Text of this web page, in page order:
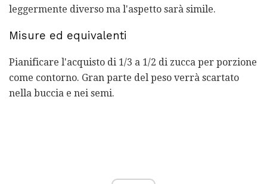
leggermente diverso ma l'aspetto sarà simile.
Misure ed equivalenti
Pianificare l'acquisto di 1/3 a 1/2 di zucca per porzione
come contorno. Gran parte del peso verrà scartato
nella buccia e nei semi.